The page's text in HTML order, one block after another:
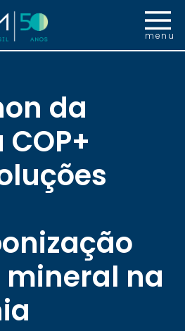
menu
da
mineral na